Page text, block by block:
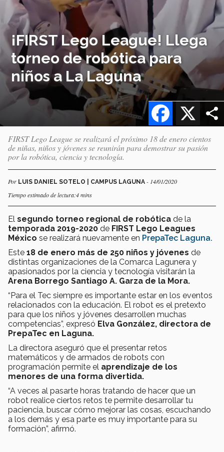
¡FIRST Lego League! Llega
torneo de robótica para
niños a La Laguna
X
Facebook
FIRST Lego League se realizará el próximo 18 de enero cientos
de niñas, niños y jóvenes se reunirán para demostrar su pasión
por la robótica, ciencia y tecnología.
Por LUIS DANIEL SOTELO | CAMPUS LAGUNA - 14/01/2020
Tiempo estimado de lectura:4 mins
El segundo torneo regional de robótica de la
temporada 2019-2020 de FIRST Lego Leagues
México se realizará nuevamente en PrepaTec Laguna.
Este 18 de enero más de 250 niños y jóvenes de
distintas organizaciones de la Comarca Lagunera y
apasionados por la ciencia y tecnología visitarán la
Arena Borrego Santiago A. Garza de la Mora.
“Para el Tec siempre es importante estar en los eventos
relacionados con la educación. El robot es el pretexto
para que los niños y jóvenes desarrollen muchas
competencias”, expresó Elva González, directora de
PrepaTec en Laguna.
La directora aseguró que el presentar retos
matemáticos y de armados de robots con
programación permite el aprendizaje de los
menores de una forma divertida.
“A veces al pasarte horas tratando de hacer que un
robot realice ciertos retos te permite desarrollar tu
paciencia, buscar cómo mejorar las cosas, escuchando
a los demás y esa parte es muy importante para su
formación”, afirmó.